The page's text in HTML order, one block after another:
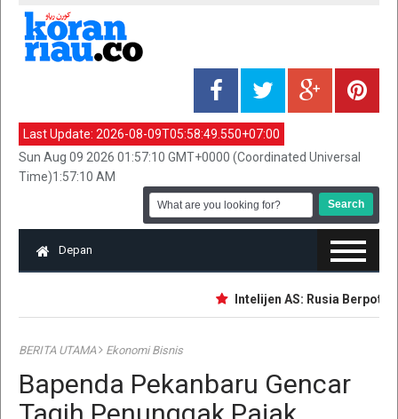
Last Update: 2026-08-09T05:58:49.550+07:00
Sun Aug 09 2026 01:57:10 GMT+0000 (Coordinated Universal
Time)1:57:10 AM
Depan
Intelijen AS: Rusia
BERITA UTAMA Ekonomi Bisnis
Bapenda Pekanbaru Gencar